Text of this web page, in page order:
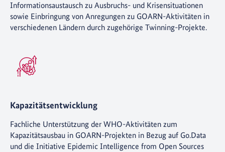
Informationsaustausch zu Ausbruchs- und Krisensituationen
sowie Einbringung von Anregungen zu GOARN-Aktivitäten in
verschiedenen Ländern durch zugehörige Twinning-Projekte.
Kapazitätsentwicklung
Fachliche Unterstützung der WHO-Aktivitäten zum
Kapazitätsausbau in GOARN-Projekten in Bezug auf Go.Data
und die Initiative Epidemic Intelligence from Open Sources